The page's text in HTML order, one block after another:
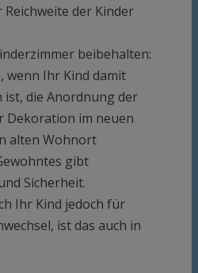
der Kinder
beibehalten:
wenn Ihr Kind damit
ist, die Anordnung der
Dekoration im neuen
alten Wohnort
gibt
Sicherheit.
Ihr Kind jedoch für
ist das auch in